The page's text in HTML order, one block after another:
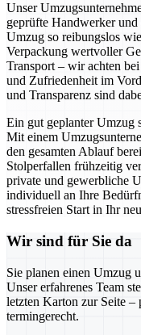
Unser
geprüfte Handwerker
Umzug so reibungslos
Verpackung wertvoller
Transport – wir achten
und Zufriedenheit im
und Transparenz sind
Ein gut geplanter Umzug
Mit einem
den gesamten Ablauf
Stolperfallen frühzeitig
private und gewerbliche
individuell an Ihre
stressfreien Start in Ihr
Wir sind für Sie da
Sie planen einen Umzug
Unser erfahrenes Team
letzten Karton zur Seite –
termingerecht.